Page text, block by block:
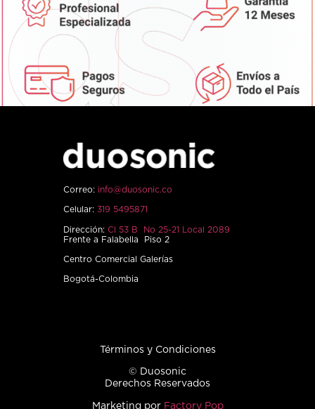
Correo: info@duosonic.co
Celular: 319 5495871
Dirección: Cl 53 B No 25-21 Local 2089
Frente a Falabella Piso 2
Centro Comercial Galerías
Bogotá-Colombia
Términos y Condiciones
© Duosonic
Derechos Reservados
Marketing por Factory Pop